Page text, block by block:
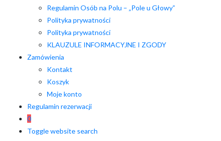
Regulamin Osób na Polu – „Pole u Głowy”
Polityka prywatności
Polityka prywatności
KLAUZULE INFORMACYJNE I ZGODY
Zamówienia
Kontakt
Koszyk
Moje konto
Regulamin rezerwacji
0
Toggle website search